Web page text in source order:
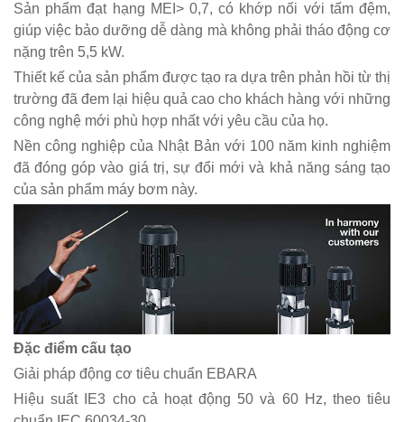
Sản phẩm đạt hạng MEI> 0,7, có khớp nối với tấm đệm,
giúp việc bảo dưỡng dễ dàng mà không phải tháo động cơ
nặng trên 5,5 kW.
Thiết kế của sản phẩm được tạo ra dựa trên phản hồi từ thị
trường đã đem lại hiệu quả cao cho khách hàng với những
công nghệ mới phù hợp nhất với yêu cầu của họ.
Nền công nghiệp của Nhật Bản với 100 năm kinh nghiệm
đã đóng góp vào giá trị, sự đổi mới và khả năng sáng tạo
của sản phẩm máy bơm này.
Đặc điểm cấu tạo
Giải pháp động cơ tiêu chuẩn EBARA
Hiệu suất IE3 cho cả hoạt động 50 và 60 Hz, theo tiêu